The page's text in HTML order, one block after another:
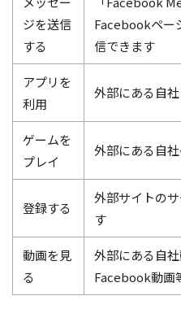
ジを送信
する
Facebookペー
信できます
アプリを
利用
外部にある自
ゲームを
プレイ
外部にある自
登録する
外部サイトの
す
動画を見
る
外部にある自
Facebook動画